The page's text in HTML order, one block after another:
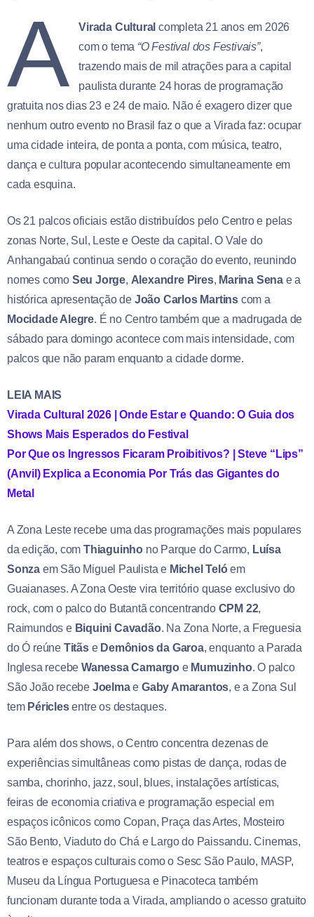
A Virada Cultural completa 21 anos em 2026
com o tema “O Festival dos Festivais”,
trazendo mais de mil atrações para a capital
paulista durante 24 horas de programação
gratuita nos dias 23 e 24 de maio. Não é exagero dizer que
nenhum outro evento no Brasil faz o que a Virada faz: ocupar
uma cidade inteira, de ponta a ponta, com música, teatro,
dança e cultura popular acontecendo simultaneamente em
cada esquina.
Os 21 palcos oficiais estão distribuídos pelo Centro e pelas
zonas Norte, Sul, Leste e Oeste da capital. O Vale do
Anhangabaú continua sendo o coração do evento, reunindo
nomes como Seu Jorge, Alexandre Pires, Marina Sena e a
histórica apresentação de João Carlos Martins com a
Mocidade Alegre. É no Centro também que a madrugada de
sábado para domingo acontece com mais intensidade, com
palcos que não param enquanto a cidade dorme.
LEIA MAIS
Virada Cultural 2026 | Onde Estar e Quando: O Guia dos
Shows Mais Esperados do Festival
Por Que os Ingressos Ficaram Proibitivos? | Steve “Lips”
(Anvil) Explica a Economia Por Trás das Gigantes do
Metal
A Zona Leste recebe uma das programações mais populares
da edição, comThiaguinho no Parque do Carmo, Luísa
Sonza em São Miguel Paulista e Michel Telóem
Guaianases. A Zona Oeste vira território quase exclusivo do
rock, com o palco do Butantã concentrando CPM 22,
Raimundos e Biquini Cavadão. Na Zona Norte, a Freguesia
do Ó reúne Titãse Demônios da Garoa, enquanto a Parada
Inglesa recebeWanessa Camargo e Mumuzinho. O palco
São João recebe JoelmaeGaby Amarantos, e a Zona Sul
tem Périclesentre os destaques.
Para além dos shows, o Centro concentra dezenas de
experiências simultâneas como pistas de dança, rodas de
samba, chorinho, jazz, soul, blues, instalações artísticas,
feiras de economia criativa e programação especial em
espaços icônicos como Copan, Praça das Artes, Mosteiro
São Bento, Viaduto do Chá e Largo do Paissandu. Cinemas,
teatros e espaços culturais como o Sesc São Paulo, MASP,
Museu da Língua Portuguesa e Pinacoteca também
funcionam durante toda a Virada, ampliando o acesso gratuito